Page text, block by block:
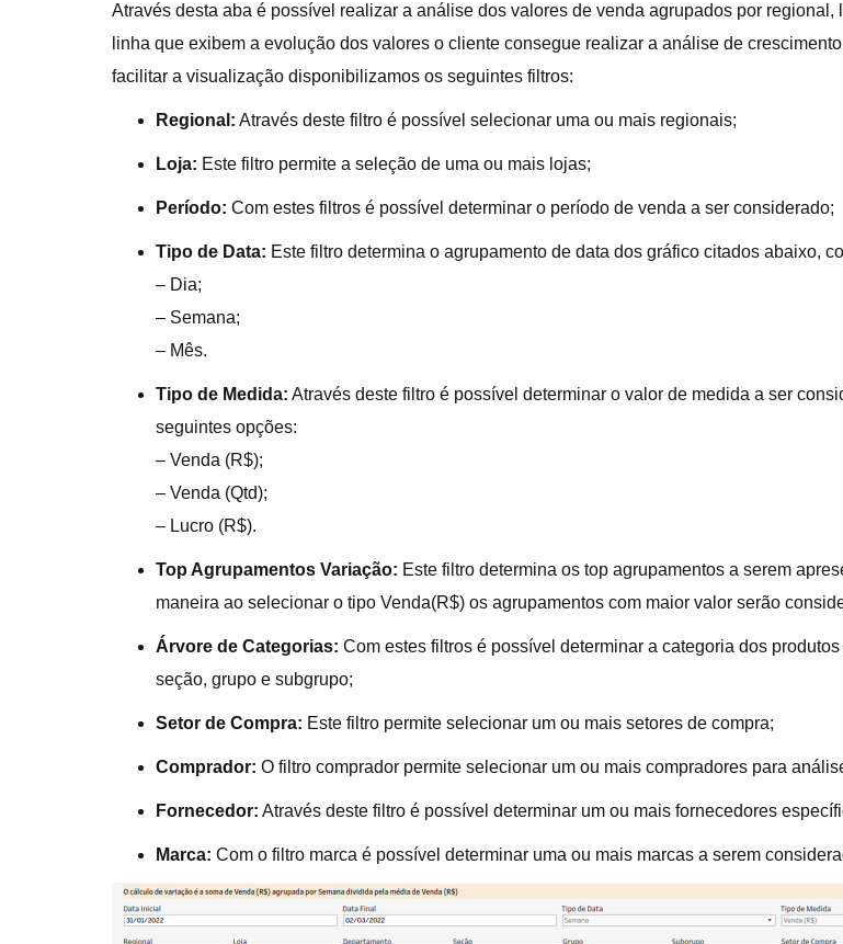
Através desta aba é possível realizar a análise dos valores de venda agrupados por
linha que exibem a evolução dos valores o cliente consegue realizar a análise de
facilitar a visualização disponibilizamos os seguintes filtros:
Regional: Através deste filtro é possível selecionar uma ou mais regionais;
Loja: Este filtro permite a seleção de uma ou mais lojas;
Período: Com estes filtros é possível determinar o período de venda a ser considerado;
Tipo de Data: Este filtro determina o agrupamento de data dos gráfico citados abaixo,
– Dia;
– Semana;
– Mês.
Tipo de Medida: Através deste filtro é possível determinar o valor de medida a ser
seguintes opções:
– Venda (R$);
– Venda (Qtd);
– Lucro (R$).
Top Agrupamentos Variação: Este filtro determina os top agrupamentos a serem
maneira ao selecionar o tipo Venda(R$) os agrupamentos com maior valor serão
Árvore de Categorias: Com estes filtros é possível determinar a categoria dos
seção, grupo e subgrupo;
Setor de Compra: Este filtro permite selecionar um ou mais setores de compra;
Comprador: O filtro comprador permite selecionar um ou mais compradores para
Fornecedor: Através deste filtro é possível determinar um ou mais fornecedores
Marca: Com o filtro marca é possível determinar uma ou mais marcas a serem